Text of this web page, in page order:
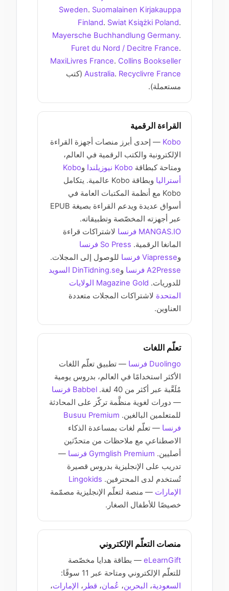
Sweden.Suomalainen Kirjakauppa
Finland.Swiat Książki Poland
Mayersche Buchhandlung Germany
Furet du Nord / Decitre France
MaxiLivres France.Collins Bookseller
Australia.Recyclivre France
(كتب
مستعملة).
القراءة الرقمية
Kobo— إحدى أبرز منصات أجهزة القراءة
الإلكترونية والكتب الرقمية في العالم،
ومتاحة كبطاقةKobo نيوزيلندا وKobo
أستراليا
وبطاقة Kobo عالمية. يتكامل
Kobo مع أنظمة المكتبات العامة في
أسواق عديدة ويدعم القراءة بصيغة EPUB
عبر أجهزته المخصّصة وتطبيقاته.
MANGAS.IO فرنسا
لاشتراكات قراءة
المانغا الرقمية.So Press فرنسا
Viapresse فرنسا
للوصول إلى المجلات.
A2Presse فرنسا
وDinTidning.se السويد
للدوريات.
Magazine Gold الولايات
المتحدةلاشتراكات المجلات متعددة
العناوين.
تعلّم اللغات
Duolingo فرنسا
— تطبيق تعلّم اللغات
الأكثر استخدامًا في العالم، بدروس يومية
مُلَعَّبة عبر أكثر من 40 لغة.
Babbel فرنسا
— دورات لغوية منظَّمة تركّز على المحادثة
للمتعلمين البالغين.Busuu Premium
فرنسا — تعلّم لغات بمساعدة الذكاء
الاصطناعي مع ملاحظات من متحدّثين
أصليين.Gymglish Premium فرنسا
—
تدريب على الإنجليزية بدروس قصيرة
تُستخدم لدى المحترفين.Lingokids
الإمارات— منصة لتعلّم الإنجليزية مصمّمة
خصيصًا للأطفال الصغار.
منصات التعلّم الإلكتروني
eLearnGift— بطاقة هدايا مخصّصة
للتعلّم الإلكتروني ومتاحة عبر 11 سوقًا:
السعودية،البحرين، عُمان،قطر،الإمارات،